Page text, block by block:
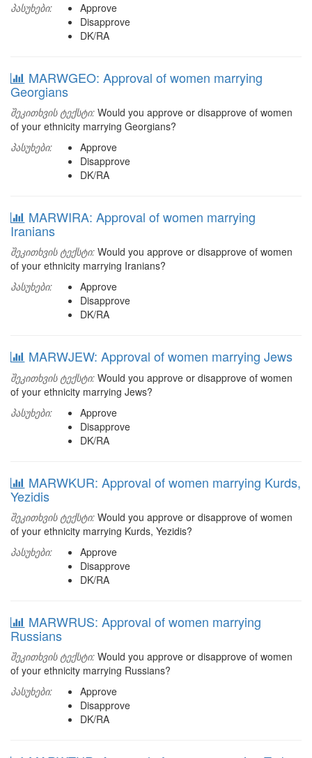
პასუხები:
Approve
Disapprove
DK/RA
MARWGEO: Approval of women marrying
Georgians
შეკითხვის ტექსტი: Would you approve or disapprove of women
of your ethnicity marrying Georgians?
პასუხები:
Approve
Disapprove
DK/RA
MARWIRA: Approval of women marrying
Iranians
შეკითხვის ტექსტი: Would you approve or disapprove of women
of your ethnicity marrying Iranians?
პასუხები:
Approve
Disapprove
DK/RA
MARWJEW: Approval of women marrying Jews
შეკითხვის ტექსტი: Would you approve or disapprove of women
of your ethnicity marrying Jews?
პასუხები:
Approve
Disapprove
DK/RA
MARWKUR: Approval of women marrying Kurds,
Yezidis
შეკითხვის ტექსტი: Would you approve or disapprove of women
of your ethnicity marrying Kurds, Yezidis?
პასუხები:
Approve
Disapprove
DK/RA
MARWRUS: Approval of women marrying
Russians
შეკითხვის ტექსტი: Would you approve or disapprove of women
of your ethnicity marrying Russians?
პასუხები:
Approve
Disapprove
DK/RA